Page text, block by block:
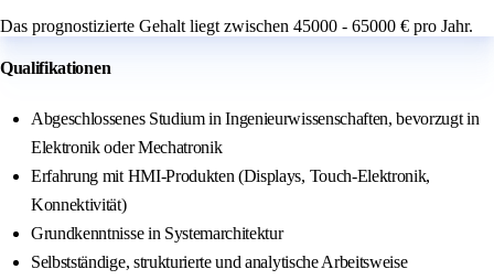
Das prognostizierte Gehalt liegt zwischen 45000 - 65000 € pro Jahr.
Qualifikationen
Abgeschlossenes Studium in Ingenieurwissenschaften, bevorzugt in
Elektronik oder Mechatronik
Erfahrung mit HMI-Produkten (Displays, Touch-Elektronik,
Konnektivität)
Grundkenntnisse in Systemarchitektur
Selbstständige, strukturierte und analytische Arbeitsweise